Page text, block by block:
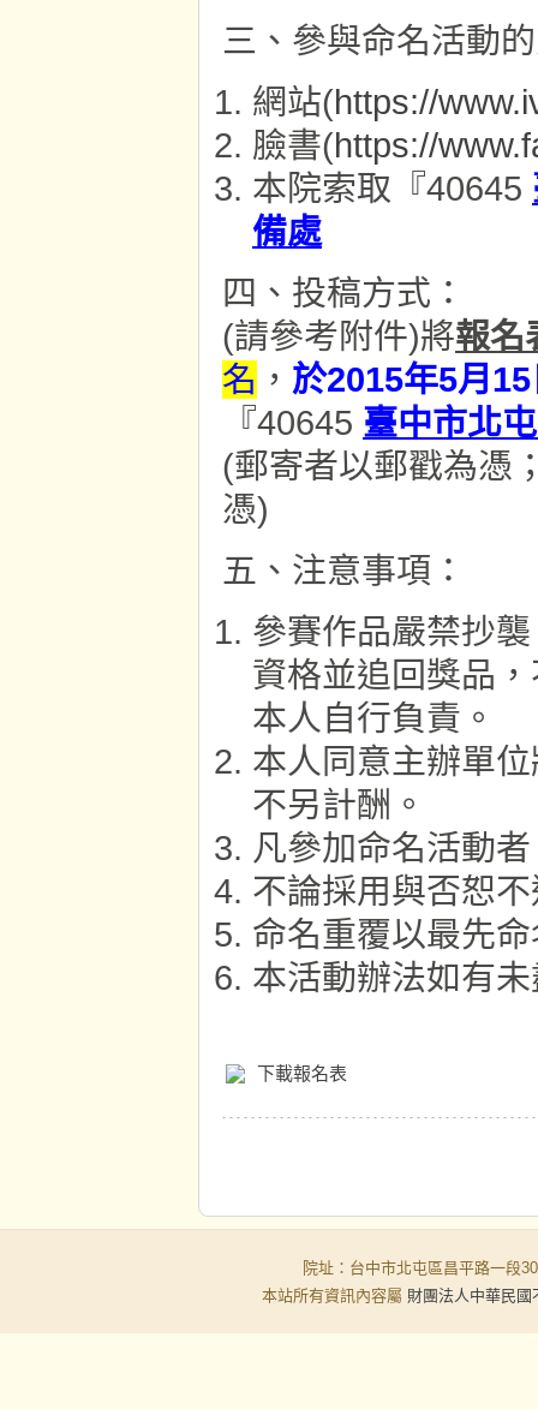
三、參與命名活動
網站(https://
臉書(https://
本院索取『40645
備處
四、投稿方式：
(請參考附件)將報名
名 ， 於2015年5月
『40645 臺中市北
(郵寄者以郵戳為憑
憑)
五、注意事項：
參賽作品嚴禁抄
資格並追回獎品
本人自行負責。
本人同意主辦單
不另計酬。
凡參加命名活動
不論採用與否恕
命名重覆以最先
本活動辦法如有
下載報名表
院址：台中市北屯區昌平路一
本站所有資訊內容屬 財團法人中華民國